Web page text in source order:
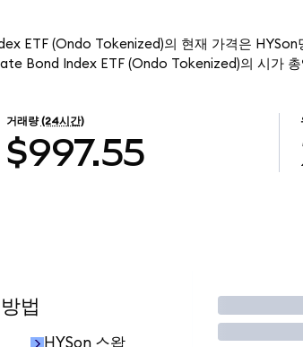
ETF (Ondo Tokenized)의 현재 가격은
Bond Index ETF (Ondo Tokenized)의 시가 총
거래량 (24시간)
$997.55
법
HYSon 스왑
거래